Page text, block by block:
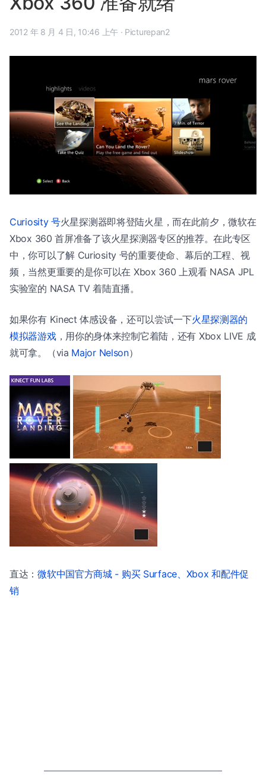
2012 年 8 月 4 日, 10:46 上午 · Picturepan2
Curiosity 号火星探测器即将登陆火星，而在此前夕，微软在
Xbox 360 首屏准备了该火星探测器专区的推荐。在此专区
中，你可以了解 Curiosity 号的重要使命、幕后的工程、视
频，当然更重要的是你可以在 Xbox 360 上观看 NASA JPL
实验室的 NASA TV 着陆直播。
如果你有 Kinect 体感设备，还可以尝试一下火星探测器的
模拟器游戏，用你的身体来控制它着陆，还有 Xbox LIVE 成
就可拿。（via Major Nelson）
直达：微软中国官方商城 - 购买 Surface、Xbox 和配件促
销